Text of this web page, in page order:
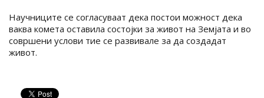
Научниците се согласуваат дека постои можност дека
ваква комета оставила состојки за живот на Земјата и во
совршени услови тие се развивале за да создадат
живот.